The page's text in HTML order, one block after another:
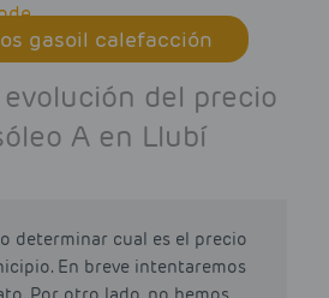
gasoil calefacción
del precio
A en Llubí
determinar cual es el precio
En breve intentaremos